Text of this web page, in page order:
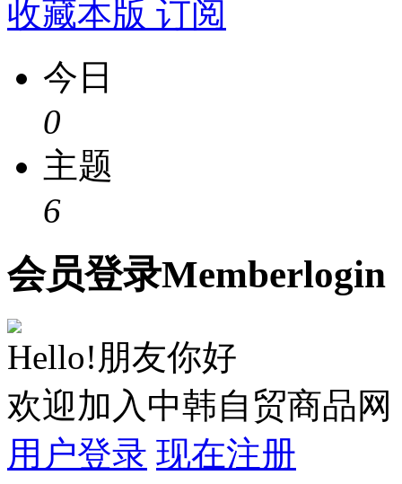
收藏本版 订阅
今日
0
主题
6
会员登录Memberlogin
Hello!朋友你好
欢迎加入中韩自贸商品网
用户登录 现在注册